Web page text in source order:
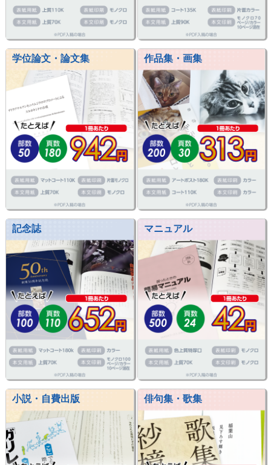
学位論文・論文集 作品集・画集
記念誌 マニュアル
小説・自費出版 俳句集・歌集